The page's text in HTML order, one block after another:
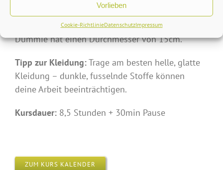
Vorlieben
Cookie-RichtlinieDatenschutzImpressum
Figur bringe bitte eine kleine Box mit. Der
Dummie hat einen Durchmesser von 15cm.
Tipp zur Kleidung:Trage am besten helle, glatte
Kleidung – dunkle, fusselnde Stoffe können
deine Arbeit beeinträchtigen.
Kursdauer: 8,5 Stunden + 30min Pause
ZUM KURS KALENDER